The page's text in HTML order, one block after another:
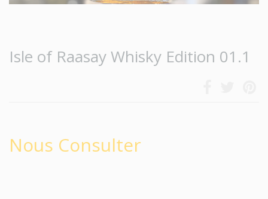
Isle of Raasay Whisky Edition 01.1
Nous Consulter